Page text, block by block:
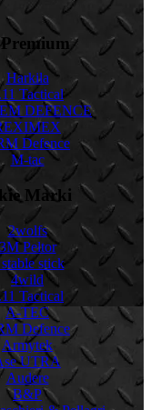
Harkila
Tactical
DEFENCE
Defence
M-tac
Marki
2wolfs
3M Peltor
stick
4wild
Tactical
A-TEC
Defence
Armytek
UTRA
Audere
B&P